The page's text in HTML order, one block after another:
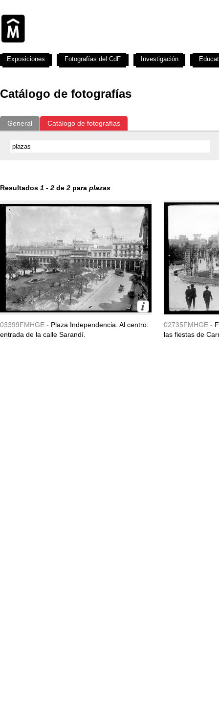
Catálogo de fotografías
General Catálogo de fotografías
Resultados 1 - 2 de 2 para plazas
03399FMHGE - Plaza Independencia. Al centro:
entrada de la calle Sarandí.
02735FMHGE -
las fiestas de
Exposiciones Fotografías del CdF Investigación